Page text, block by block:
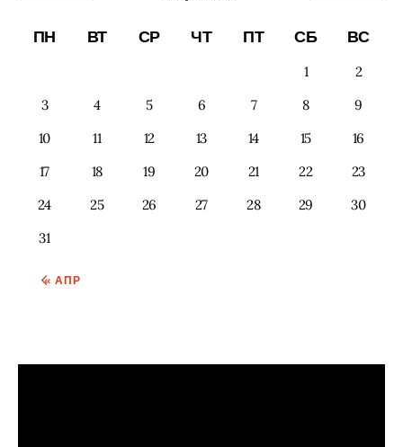
ПН ВТ СР ЧТ ПТ СБ ВС
1
2
3
4 5 6 7 8
9
10
11 12 13 14 15
16
17
18 19 20 21 22
23
24
25 26 27 28 29
30
31
« АПР